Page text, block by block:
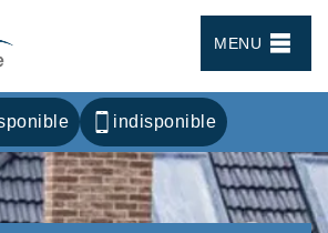
MENU
indisponible